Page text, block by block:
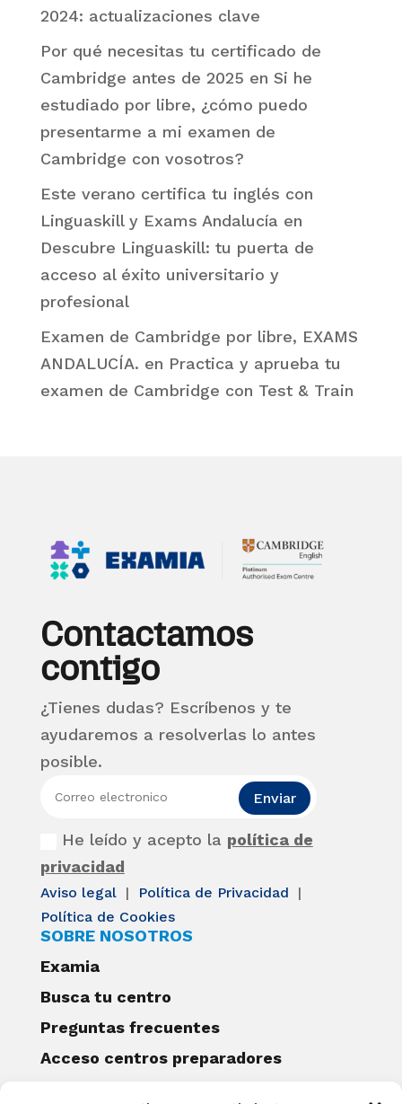
2024: actualizaciones clave
Por qué necesitas tu certificado de
Cambridge antes de 2025 en Si he
estudiado por libre, ¿cómo puedo
presentarme a mi examen de
Cambridge con vosotros?
Este verano certifica tu inglés con
Linguaskill y Exams Andalucía en
Descubre Linguaskill: tu puerta de
acceso al éxito universitario y
profesional
Examen de Cambridge por libre, EXAMS
ANDALUCÍA. en Practica y aprueba tu
examen de Cambridge con Test & Train
Contactamos
contigo
¿Tienes dudas? Escríbenos y te
ayudaremos a resolverlas lo antes
posible.
He leído y acepto la política de
privacidad
Enviar
Aviso legal | Política de Privacidad
|
Política de Cookies
SOBRE NOSOTROS
Examia
Busca tu centro
Preguntas frecuentes
Acceso centros preparadores